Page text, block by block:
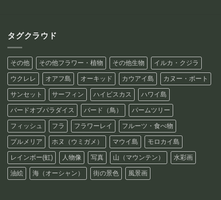
タグクラウド
その他 その他フラワー・植物 その他生物 イルカ・クジラ
ウクレレ オアフ島 オーキッド カウアイ島 カヌー・ボート
サンセット サーフィン ハイビスカス ハワイ島
バードオブパラダイス バード（鳥） パームツリー
フィッシュ フラ フラワーレイ フルーツ・食べ物
プルメリア ホヌ（ウミガメ） マウイ島 モロカイ島
レインボー(虹) 人物像 写真 山（マウンテン） 水彩画
油絵 海（オーシャン） 街の景色 風景画